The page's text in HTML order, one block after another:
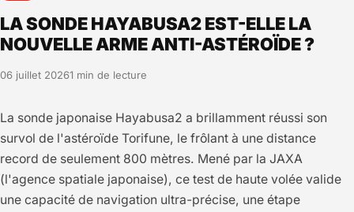
LA SONDE HAYABUSA2 EST-ELLE LA
NOUVELLE ARME ANTI-ASTÉROÏDE ?
06 juillet 20261 min de lecture
La sonde japonaise Hayabusa2 a brillamment réussi son
survol de l'astéroïde Torifune, le frôlant à une distance
record de seulement 800 mètres. Mené par la JAXA
(l'agence spatiale japonaise), ce test de haute volée valide
une capacité de navigation ultra-précise, une étape